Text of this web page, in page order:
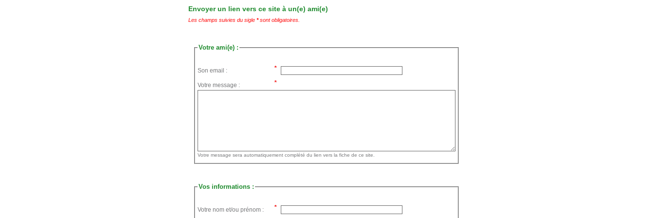
Envoyer un lien vers ce site à un(e) ami(e)
Les champs suivies du sigle *sont obligatoires.
Votre ami(e) :
Son email :
Votre message :
Votre message sera automatiquement complété du lien vers la fiche de ce site.
Vos informations :
Votre nom et/ou prénom :